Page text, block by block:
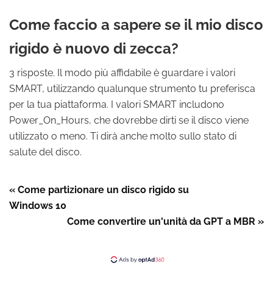
Come faccio a sapere se il mio disco
rigido è nuovo di zecca?
3 risposte. Il modo più affidabile è guardare i valori
SMART, utilizzando qualunque strumento tu preferisca
per la tua piattaforma. I valori SMART includono
Power_On_Hours, che dovrebbe dirti se il disco viene
utilizzato o meno. Ti dirà anche molto sullo stato di
salute del disco.
« Come partizionare un disco rigido su
Windows 10
Come convertire un'unità da GPT a MBR »